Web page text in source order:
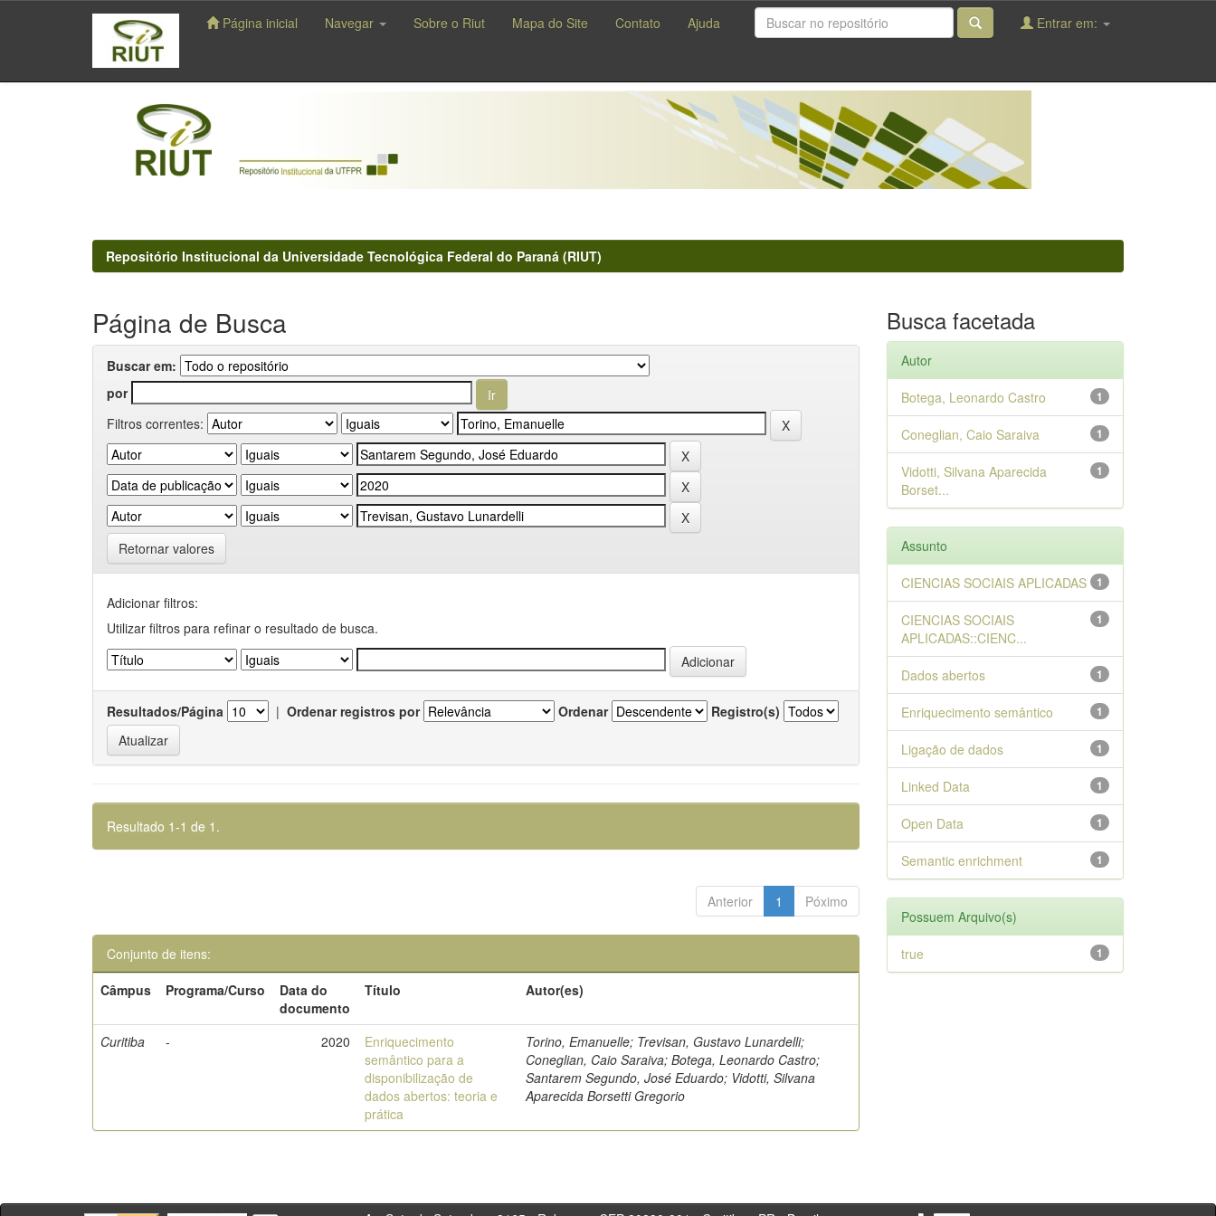
navigation
Página inicial Navegar Sobre o Riut Mapa do Site Contato Ajuda Entrar em:
Repositório Institucional da Universidade Tecnológica Federal do Paraná (RIUT)
Página de Busca
Buscar em:
por
Filtros correntes:
Retornar valores
Adicionar filtros:
Utilizar filtros para refinar o resultado de busca.
Resultados/Página | Ordenar registros por Ordenar Registro(s)
Resultado 1-1 de 1.
Anterior 1 Póximo
Conjunto de itens:
Câmpus
Programa/Curso
Data do
documento
Título Autor(es)
Curitiba - 2020
Enriquecimento
semântico para a
disponibilização de
dados abertos: teoria e
prática
Torino, Emanuelle; Trevisan, Gustavo Lunardelli;
Coneglian, Caio Saraiva; Botega, Leonardo Castro;
Santarem Segundo, José Eduardo; Vidotti, Silvana
Aparecida Borsetti Gregorio
Busca facetada
Autor
1
Botega, Leonardo Castro
1
Coneglian, Caio Saraiva
1
Vidotti, Silvana Aparecida
Borset...
Assunto
1
CIENCIAS SOCIAIS APLICADAS
1
CIENCIAS SOCIAIS
APLICADAS::CIENC...
1
Dados abertos
1
Enriquecimento semântico
1
Ligação de dados
1
Linked Data
1
Open Data
1
Semantic enrichment
Possuem Arquivo(s)
1
true